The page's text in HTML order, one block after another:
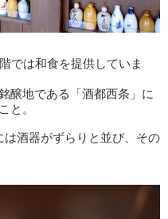
では和食を提供していま
醸地である「酒都西条」に
と。
は酒器がずらりと並び、その